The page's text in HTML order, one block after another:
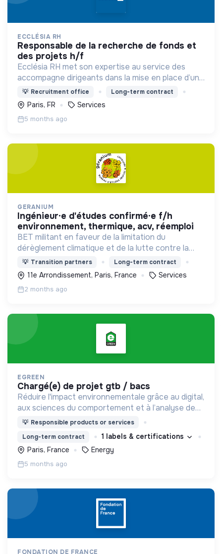
ECCLÉSIA RH
responsable de la recherche de fonds et
des projets h/f
Ecclésia RH met son expertise au service des
accompagne dirigeants dans la mise en place d’une
politique RH innovante inspirée par une vision
chrétienne de la personne et du travail.
💡 Recruitment office Long-term contract
Paris, FR Services
5 months ago
GERANIUM
ingénieur·e d'études confirmé·e f/h
environnement, thermique, acv, réemploi
BET militant en faveur de la limitation du
dérèglement climatique et de la lutte contre la
précarité énergétique
💡 Transition partners Long-term contract
11e Arrondissement, Paris, France Services
2 months ago
EGREEN
chargé(e) de projet gtb / bacs
Réduire l'impact environnementale grâce au digital,
aux sciences du comportement et à l’analyse de
données : économies d’énergie, réduction des
💡 Responsible products or services
Long-term contract
1 labels & certifications
Paris, France
Energy
5 months ago
FONDATION DE FRANCE